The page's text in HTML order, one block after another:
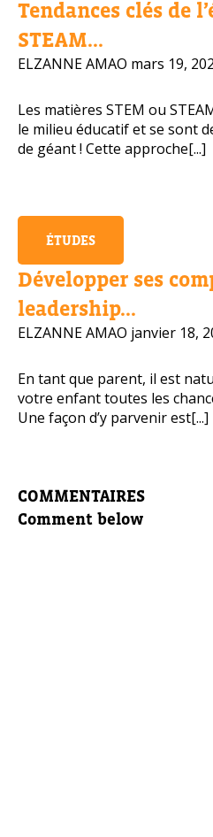
Tendances clés de
STEAM...
ELZANNE AMAO mars 19,
Les matières STEM ou
le milieu éducatif et se sont
de géant ! Cette approche[...]
ÉTUDES
Développer ses
leadership...
ELZANNE AMAO janvier 18,
En tant que parent, il est
votre enfant toutes les
Une façon d’y parvenir est[...]
COMMENTAIRES
Comment below
Numéro de téléphone